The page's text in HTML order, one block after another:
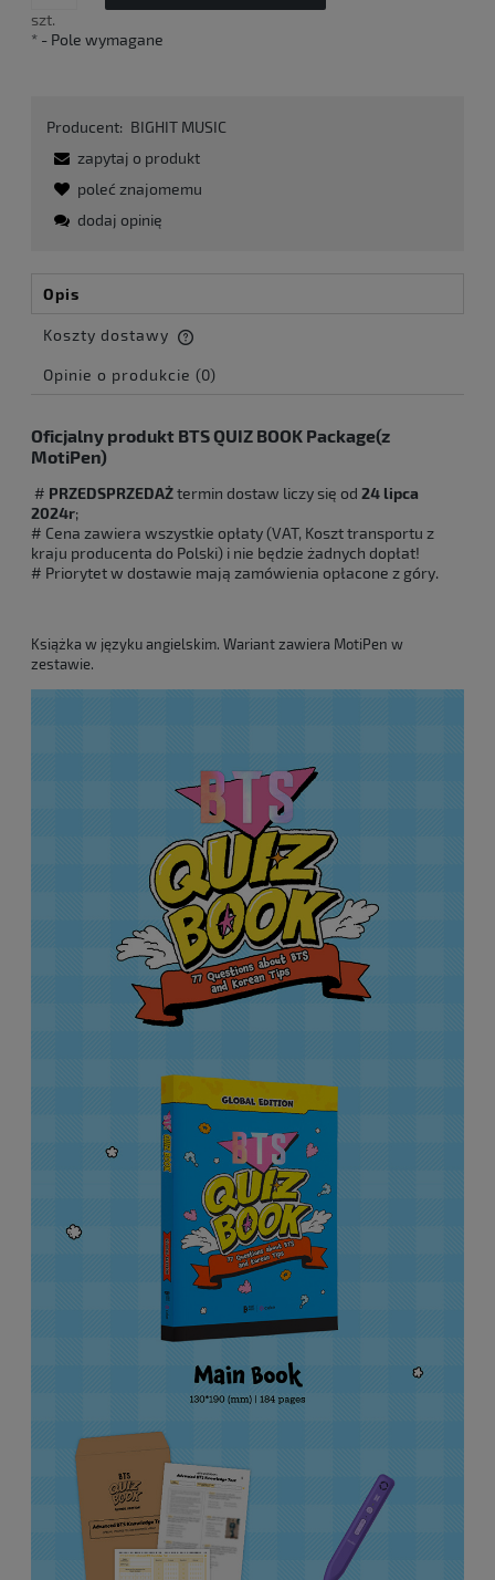
szt.
* - Pole wymagane
Producent: BIGHIT MUSIC
zapytaj o produkt
poleć znajomemu
dodaj opinię
Opis
Koszty dostawy
Cena nie zawiera ewentualnych kosztów płatności
Opinie o produkcie (0)
Oficjalny produkt BTS QUIZ BOOK Package(z
MotiPen)
# PRZEDSPRZEDAŻtermin dostaw liczy się od 24 lipca
2024r;
# Cena zawiera wszystkie opłaty (VAT, Koszt transportu z
kraju producenta do Polski) i nie będzie żadnych dopłat!
# Priorytet w dostawie mają zamówienia opłacone z góry.
Książka w języku angielskim. Wariant zawiera MotiPen w
zestawie.